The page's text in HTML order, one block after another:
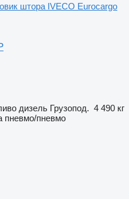
штора IVECO Eurocargo
дизель Грузопод. 4 490 кг
пневмо/пневмо